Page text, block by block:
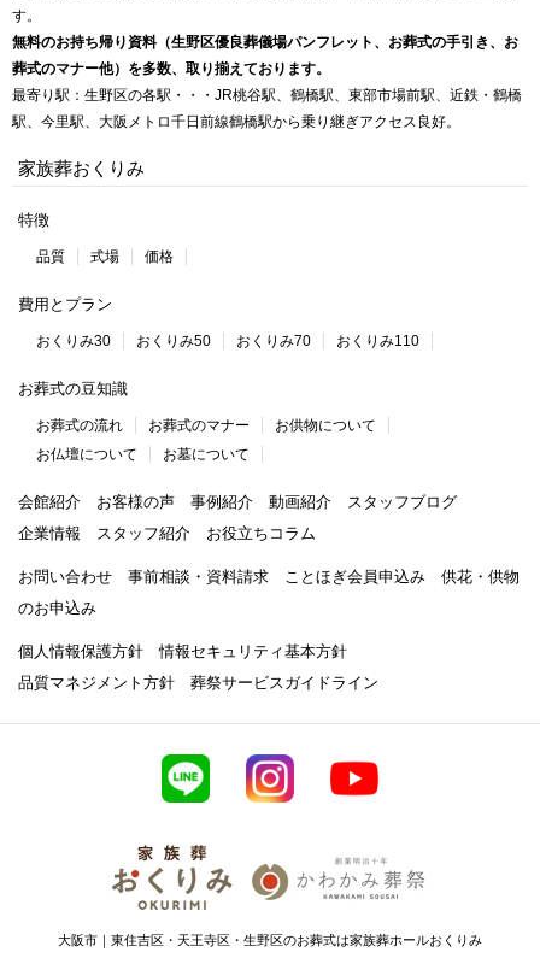
す。
無料のお持ち帰り資料（生野区優良葬儀場パンフレット、お葬式の手引き、お
葬式のマナー他）を多数、取り揃えております。
最寄り駅：生野区の各駅・・・JR桃谷駅、鶴橋駅、東部市場前駅、近鉄・鶴橋
駅、今里駅、大阪メトロ千日前線鶴橋駅から乗り継ぎアクセス良好。
家族葬おくりみ
特徴
品質 式場 価格
費用とプラン
おくりみ30 おくりみ50 おくりみ70 おくりみ110
お葬式の豆知識
お葬式の流れ お葬式のマナー
お供物について
お仏壇について
お墓について
会館紹介 お客様の声 事例紹介 動画紹介
スタッフブログ
企業情報
スタッフ紹介 お役立ちコラム
お問い合わせ 事前相談・資料請求 ことほぎ会員申込み
供花・供物
のお申込み
個人情報保護方針
情報セキュリティ基本方針
品質マネジメント方針
葬祭サービスガイドライン
大阪市｜東住吉区・天王寺区・生野区のお葬式は家族葬ホールおくりみ